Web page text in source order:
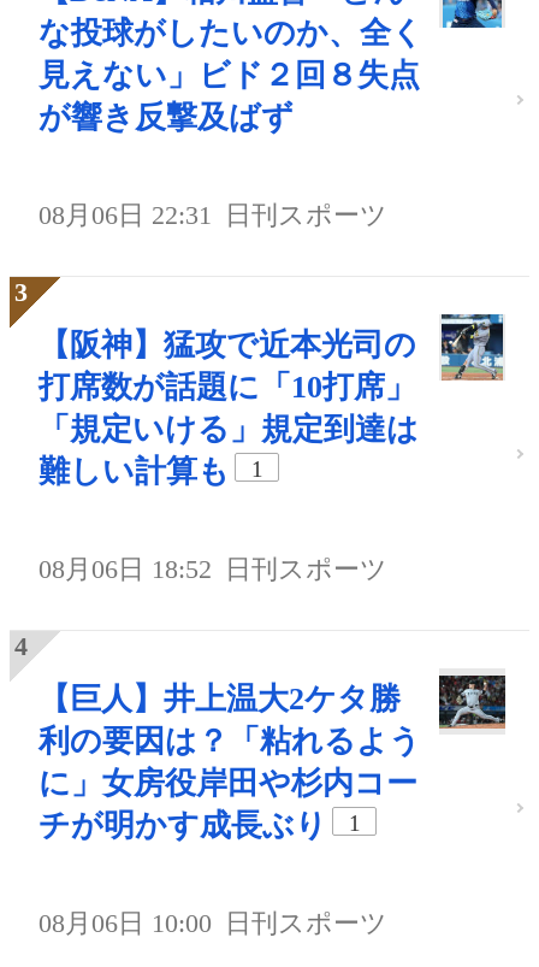
な投球がしたいのか、全く
見えない」ビド２回８失点
が響き反撃及ばず
08月06日 22:31 日刊スポーツ
【阪神】猛攻で近本光司の
打席数が話題に「10打席」
「規定いける」規定到達は
難しい計算も
1
08月06日 18:52 日刊スポーツ
【巨人】井上温大2ケタ勝
利の要因は？「粘れるよう
に」女房役岸田や杉内コー
チが明かす成長ぶり
1
08月06日 10:00 日刊スポーツ